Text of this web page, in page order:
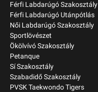
Férfi Labdarúgó Szakosztály
Férfi Labdarúgó Utánpótlás
Női Labdarúgó Szakosztály
Sportlövészet
Ökölvívó Szakosztály
Petanque
Sí Szakosztály
Szabadidő Szakosztály
PVSK Taekwondo Tigers